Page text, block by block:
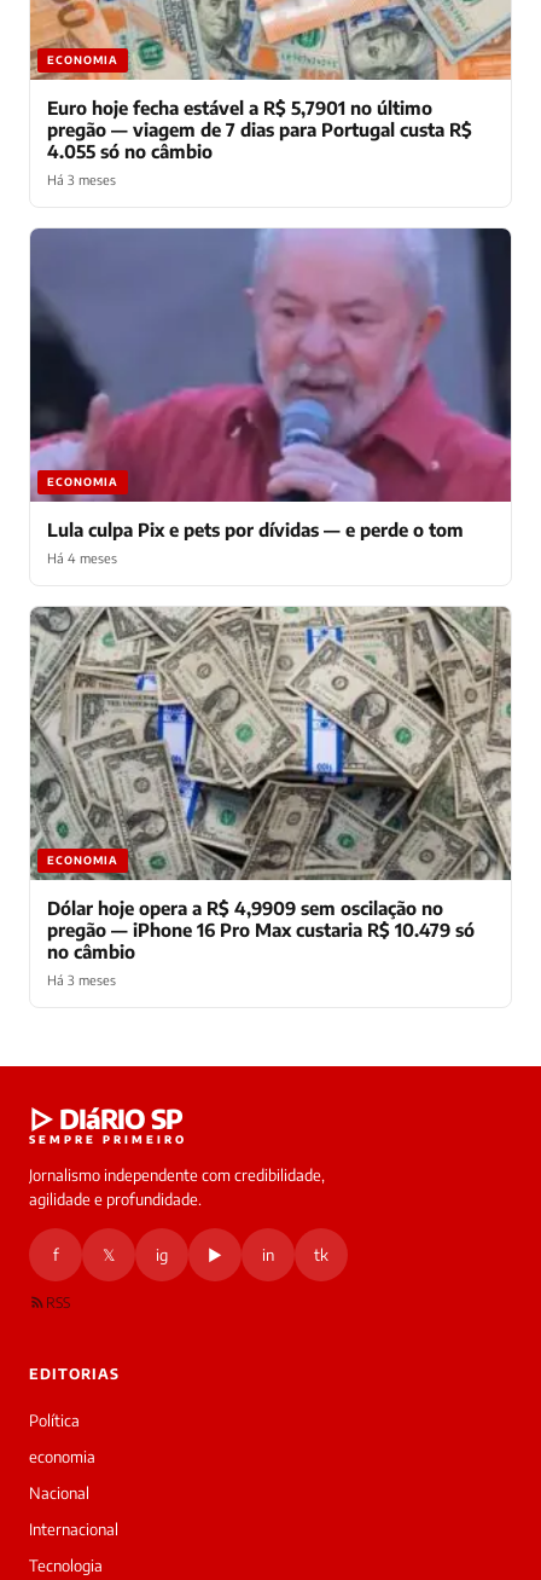
ECONOMIA
Euro hoje fecha estável a R$ 5,7901 no último
pregão — viagem de 7 dias para Portugal custa R$
4.055 só no câmbio
Há 3 meses
ECONOMIA
Lula culpa Pix e pets por dívidas — e perde o tom
Há 4 meses
ECONOMIA
Dólar hoje opera a R$ 4,9909 sem oscilação no
pregão — iPhone 16 Pro Max custaria R$ 10.479 só
no câmbio
Há 3 meses
online
Oi!
Bom
dia!
a
Laura,
▷ DIáRIO SP
SEMPRE PRIMEIRO
Jornalismo independente com credibilidade,
agilidade e profundidade.
f 𝕏 ig ▶ in tk
RSS
EDITORIAS
Política
economia
Nacional
Internacional
Tecnologia